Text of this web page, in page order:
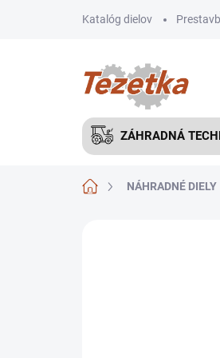
Katalóg dielov
ZÁHRADNÁ
DomovNÁHRADNÉ DIELY